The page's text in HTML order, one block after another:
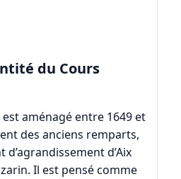
du Cours
est aménagé entre 1649 et
des anciens remparts,
d’Aix
Il est pensé comme